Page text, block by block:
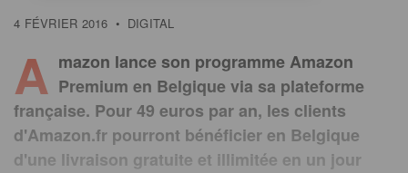
4 FÉVRIER 2016 • DIGITAL
A mazon lance son programme Amazon
Premium en Belgique via sa plateforme
française. Pour 49 euros par an, les clients
d'Amazon.fr pourront bénéficier en Belgique
d'une livraison gratuite et illimitée en un jour